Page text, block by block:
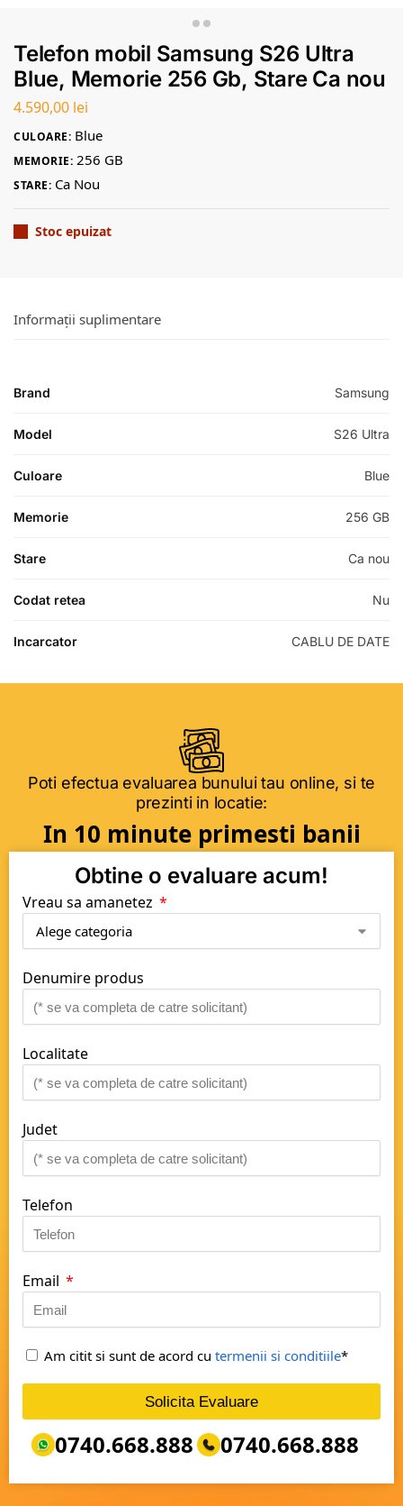
Telefon mobil Samsung S26 Ultra
Blue, Memorie 256 Gb, Stare Ca nou
4.590,00 lei
CULOARE: Blue
MEMORIE: 256 GB
STARE: Ca Nou
Stoc epuizat
Informații suplimentare
Brand Samsung
Model S26 Ultra
Culoare Blue
Memorie 256 GB
Stare Ca nou
Codat retea Nu
Incarcator CABLU DE DATE
Poti efectua evaluarea bunului tau online, si te
prezinti in locatie:
In 10 minute primesti banii
Obtine o evaluare acum!
Vreau sa amanetez
Denumire produs
Localitate
Judet
Telefon
Email
Am citit si sunt de acord cu termenii si conditiile*
Solicita Evaluare
0740.668.888 0740.668.888